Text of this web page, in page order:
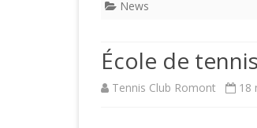
News
École de
Tennis Club Romont 18